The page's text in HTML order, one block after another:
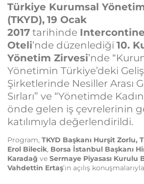
Türkiye Kurumsal
(TKYD), 19 Ocak
2017 tarihinde
Oteli’nde düzenlediği 10.
Yönetim Zirvesi’nde
Yönetimin Türkiye’deki
Şirketlerinde Nesiller Arası
Sırları” ve “Yönetimde
önde gelen iş çevrelerinin
katılımıyla değerlendirildi.
Program, TKYD Başkanı Hurşit Zorlu,
Erol Bilecik, Borsa İstanbul Başkanı
Karadağ ve Sermaye Piyasası Kurulu
Vahdettin Ertaş’ın açılış